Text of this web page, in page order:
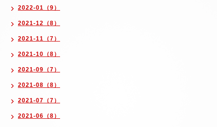
2022-01（9）
2021-12（8）
2021-11（7）
2021-10（8）
2021-09（7）
2021-08（8）
2021-07（7）
2021-06（8）